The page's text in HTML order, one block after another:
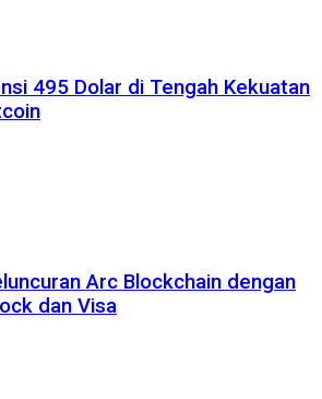
495 Dolar di Tengah Kekuatan
Arc Blockchain dengan
dan Visa